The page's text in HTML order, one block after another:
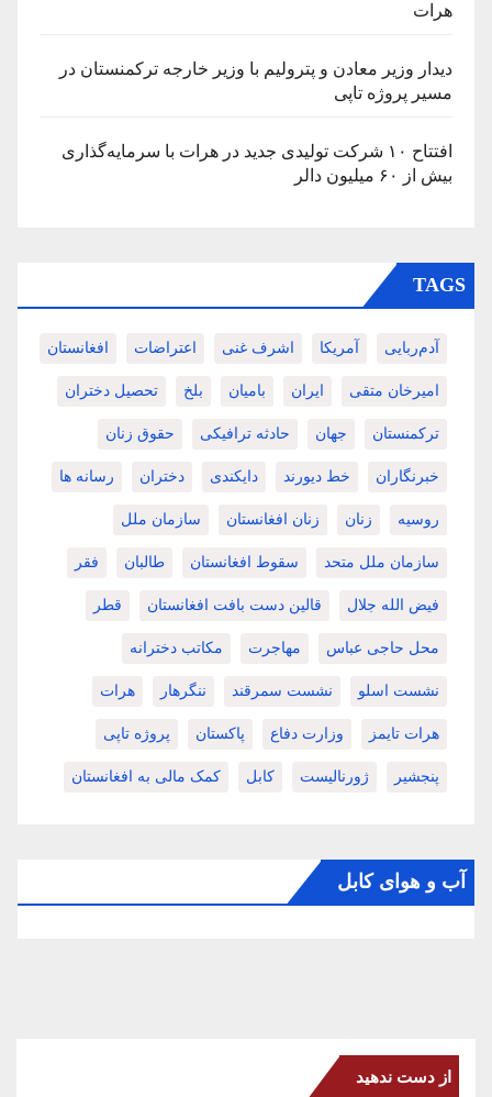
هرات
دیدار وزیر معادن و پترولیم با وزیر خارجه ترکمنستان در
مسیر پروژه تاپی
افتتاح ۱۰ شرکت تولیدی جدید در هرات با سرمایه‌گذاری
بیش از ۶۰ میلیون دالر
TAGS
آدم‌ربایی آمریکا اشرف غنی اعتراضات افغانستان
امیرخان متقی ایران بامیان بلخ تحصیل دختران
ترکمنستان جهان حادثه ترافیکی حقوق زنان
خبرنگاران خط دیورند دایکندی دختران رسانه ها
روسیه زنان زنان افغانستان سازمان ملل
سازمان ملل متحد سقوط افغانستان طالبان فقر
فیض الله جلال قالین دست بافت افغانستان قطر
محل حاجی عباس مهاجرت مکاتب دخترانه
نشست اسلو نشست سمرقند ننگرهار هرات
هرات تایمز وزارت دفاع پاکستان پروژه تاپی
پنجشیر ژورنالیست کابل کمک مالی به افغانستان
آب و هوای کابل
از دست ندهید